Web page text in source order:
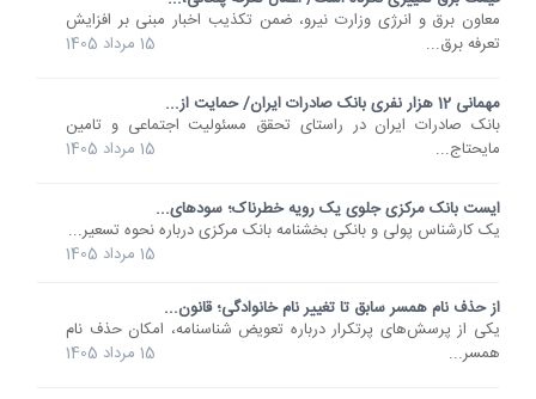
معاون برق و انرژی وزارت نیرو، ضمن تکذیب اخبار مبنی بر افزایش
تعرفه برق...
15 مرداد 1405
مهمانی 12 هزار نفری بانک صادرات ایران/ حمایت از...
​بانک صادرات ایران در راستای تحقق مسئولیت اجتماعی و تامین
مایحتاج...
15 مرداد 1405
ایست بانک مرکزی جلوی یک رویه خطرناک؛ سودهای...
یک کارشناس پولی و بانکی بخشنامه بانک مرکزی درباره نحوه تسعیر...
15 مرداد 1405
از حذف نام همسر سابق تا تغییر نام خانوادگی؛ قانون...
یکی از پرسش‌های پرتکرار درباره تعویض شناسنامه، امکان حذف نام
همسر...
15 مرداد 1405